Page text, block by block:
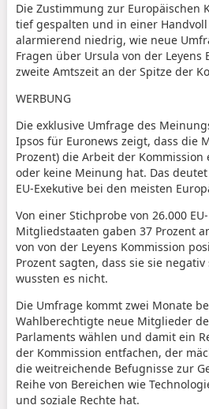
Die Zustimmung zur Europäischen
tief gespalten und in einer
alarmierend niedrig, wie neue
Fragen über Ursula von der Leyens
zweite Amtszeit an der Spitze der
WERBUNG
Die exklusive Umfrage des
Ipsos für Euronews zeigt, dass die
Prozent) die Arbeit der
oder keine Meinung hat. Das
EU-Exekutive bei den meisten
Von einer Stichprobe von 26.000
Mitgliedstaaten gaben 37 Prozent
von von der Leyens Kommission
Prozent sagten, dass sie sie
wussten es nicht.
Die Umfrage kommt zwei Monate
Wahlberechtigte neue Mitglieder
Parlaments wählen und damit ein
der Kommission entfachen, der
die weitreichende Befugnisse zur
Reihe von Bereichen wie
und soziale Rechte hat.